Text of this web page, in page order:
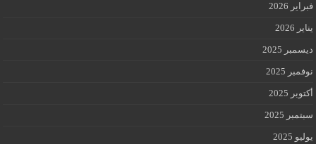
فبراير 2026
يناير 2026
ديسمبر 2025
نوفمبر 2025
أكتوبر 2025
سبتمبر 2025
يوليو 2025